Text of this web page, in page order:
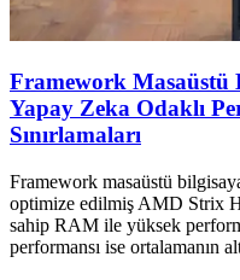
Framework Masaüstü
Yapay Zeka Odaklı
Sınırlamaları
Framework masaüstü
optimize edilmiş AMD Strix
sahip RAM ile yüksek
performansı ise ortalamanın